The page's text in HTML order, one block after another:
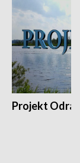
Projekt Odra